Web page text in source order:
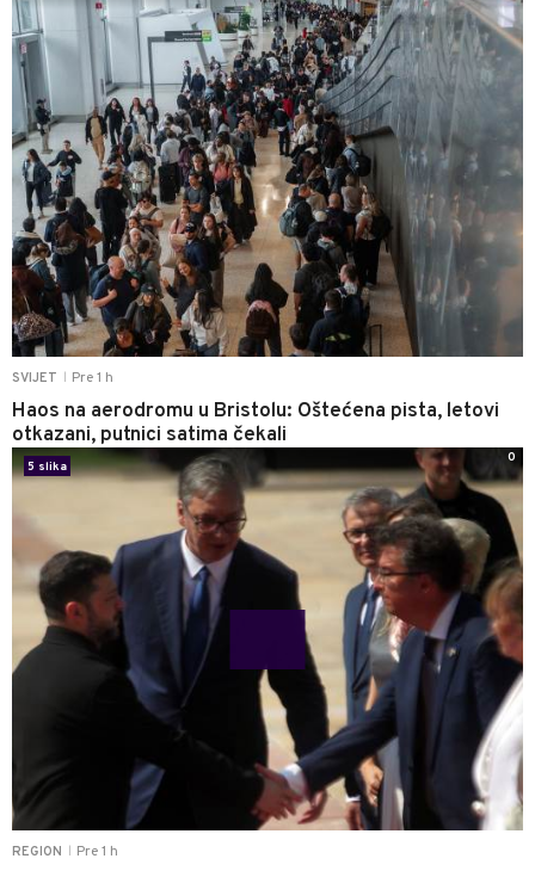
SVIJET Pre 1 h
Haos na aerodromu u Bristolu: Oštećena pista, letovi
otkazani, putnici satima čekali
REGION Pre 1 h
5 slika
0